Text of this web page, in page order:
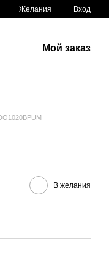
Желания Вход
Мой заказ
В желания